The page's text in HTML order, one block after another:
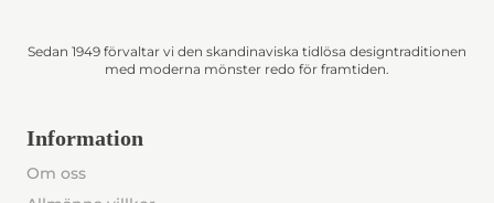
Sedan 1949 förvaltar vi den skandinaviska tidlösa designtraditionen
med moderna mönster redo för framtiden.
Information
Om oss